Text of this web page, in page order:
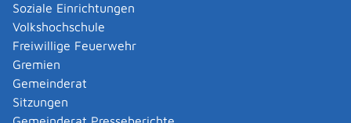
Soziale Einrichtungen
Volkshochschule
Freiwillige Feuerwehr
Gremien
Gemeinderat
Sitzungen